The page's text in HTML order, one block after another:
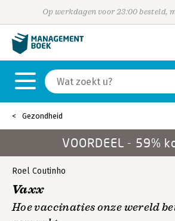
Op werkdagen voor 23:00 besteld,
Gezondheid
VOORDEEL - 59%
Roel Coutinho
Vaxx
Hoe vaccinaties onze wereld